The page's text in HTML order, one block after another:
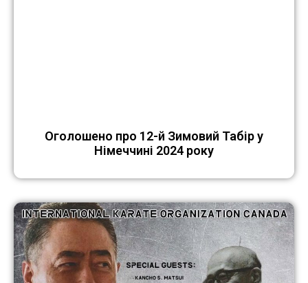
Оголошено про 12-й Зимовий Табір у
Німеччині 2024 року